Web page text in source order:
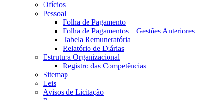
Ofícios
Pessoal
Folha de Pagamento
Folha de Pagamentos – Gestões Anteriores
Tabela Remuneratória
Relatório de Diárias
Estrutura Organizacional
Registro das Competências
Sitemap
Leis
Avisos de Licitação